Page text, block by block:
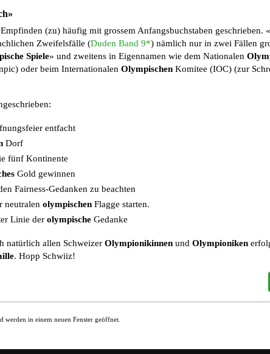
(zu) häufig mit grossem Anfangsbuchstaben geschrieben.
Zweifelsfälle (Duden Band 9*) nämlich nur in zwei Fällen
Spiele» und zweitens in Eigennamen wie dem Nationalen
oder beim Internationalen Olympischen Komitee (IOC) (zur
entfacht
Dorf
fünf Kontinente
Gold gewinnen
Fairness-Gedanken zu beachten
neutralen olympischen Flagge starten.
Linie der olympische Gedanke
natürlich allen Schweizer Olympionikinnen und Olympioniken
. Hopp Schwiiz!
Korrektor vs. Word
in einem neuen Fenster geöffnet.